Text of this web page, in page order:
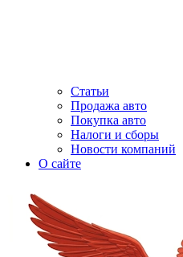
Статьи
Продажа авто
Покупка авто
Налоги и сборы
Новости компаний
О сайте